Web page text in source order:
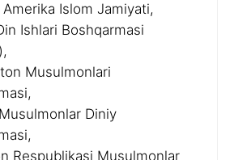
Islom Jamiyati,
Ishlari Boshqarmasi
Musulmonlari
Diniy
Respublikasi Musulmonlar